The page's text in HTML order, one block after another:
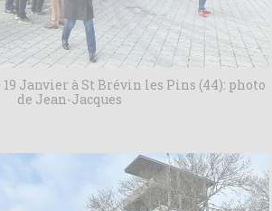
Janvier à St Brévin les Pins (44): photo
de Jean-Jacques